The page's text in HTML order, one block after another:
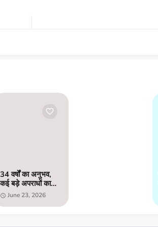
34 वर्षों का अनुभव,
कई बड़े अपराधों का
खुलासा; अब हिम्मतपुर
चौकी की कमान संभाल
June 23, 2026